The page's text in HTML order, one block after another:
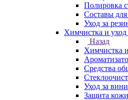
Полировка
Составы
Уход за
Химчистка и уход
Назад
Химчистка
Средства
Уход за
Защита кожи